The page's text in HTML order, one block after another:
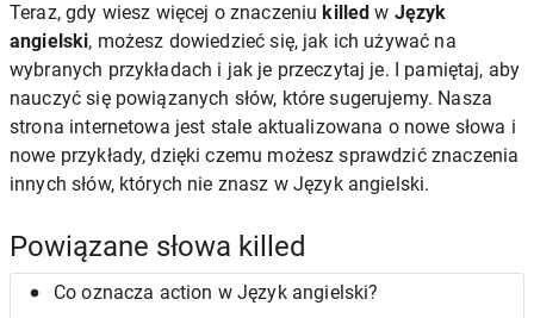
Teraz, gdy wiesz więcej o znaczeniukilled w Język
angielski, możesz dowiedzieć się, jak ich używać na
wybranych przykładach i jak je przeczytaj je. I pamiętaj, aby
nauczyć się powiązanych słów, które sugerujemy. Nasza
strona internetowa jest stale aktualizowana o nowe słowa i
nowe przykłady, dzięki czemu możesz sprawdzić znaczenia
innych słów, których nie znasz w Język angielski.
Powiązane słowa killed
Co oznacza action w Język angielski?